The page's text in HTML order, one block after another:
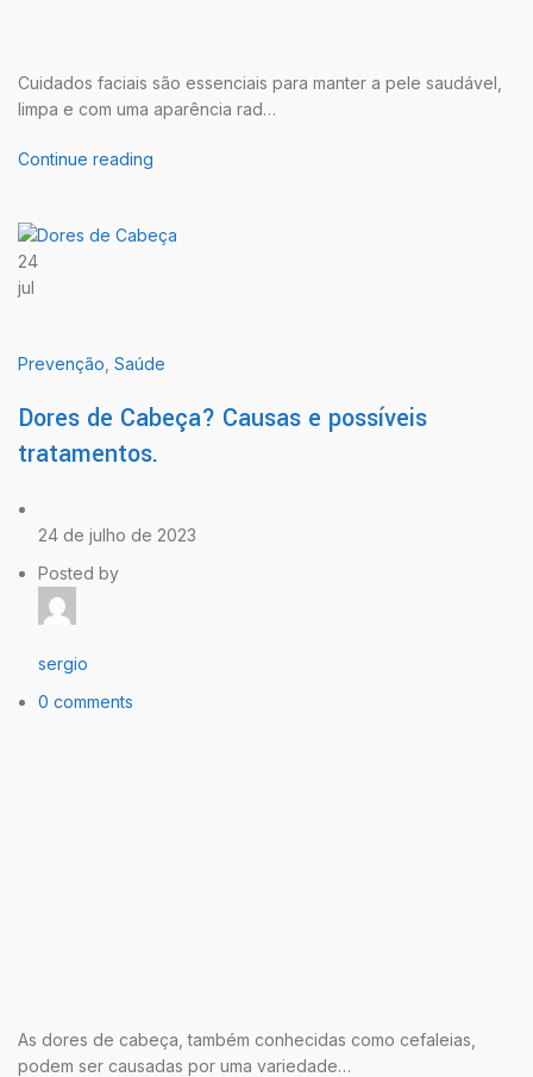
Cuidados faciais são essenciais para manter a pele saudável,
limpa e com uma aparência rad…
Continue reading
24
jul
Prevenção Saúde
Dores de Cabeça? Causas e possíveis
tratamentos.
24 de julho de 2023
Posted by
sergio
0 comments
As dores de cabeça, também conhecidas como cefaleias,
podem ser causadas por uma variedade…